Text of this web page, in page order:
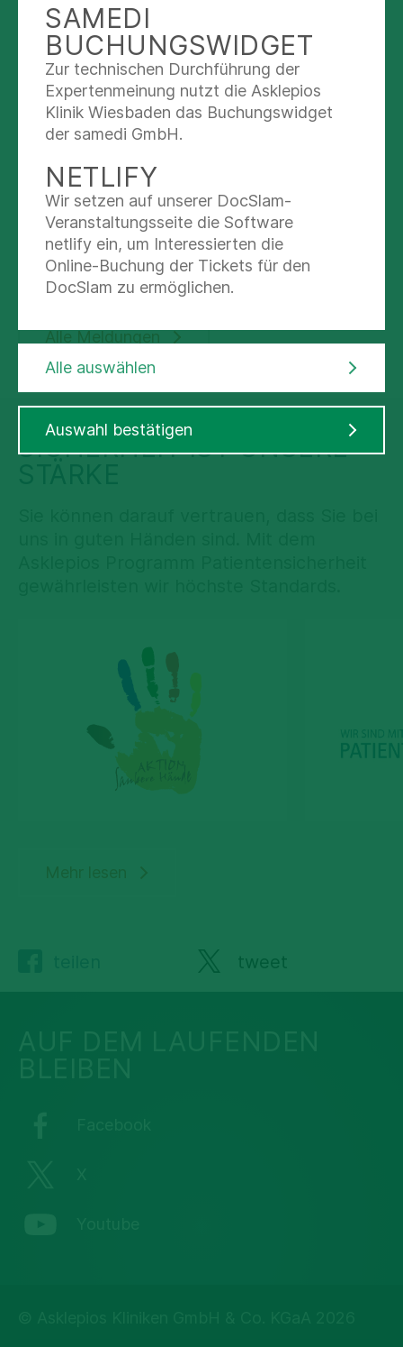
14.03.2026
Praxisanleiter:innen für Pflege und Therapie
im Fokus
14.02.2026
Darmgesundheit aus einer Hand: Asklepios
Kliniken Bad Wildungen setzen auf ein
ganzheitliches Versorgungskonzept
Alle Meldungen
SICHERHEIT IST UNSERE
Mehr lesen
tweet
SAMEDI
BUCHUNGSWIDGET
Zur technischen Durchführung der
Expertenmeinung nutzt die Asklepios
Klinik Wiesbaden das Buchungswidget
der samedi GmbH.
NETLIFY
Wir setzen auf unserer DocSlam-
Veranstaltungsseite die Software
netlify ein, um Interessierten die
Online-Buchung der Tickets für den
DocSlam zu ermöglichen.
Alle auswählen
Auswahl bestätigen